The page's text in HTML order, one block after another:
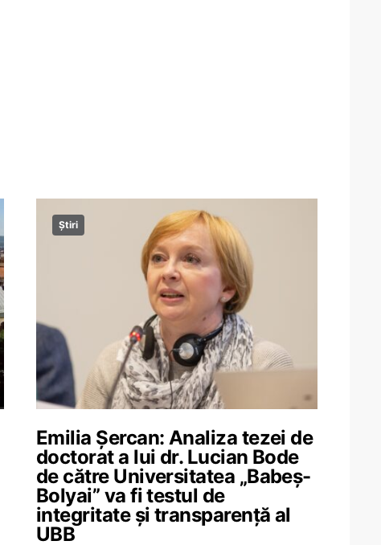
Știri
Emilia Șercan: Analiza tezei de
doctorat a lui dr. Lucian Bode
de către Universitatea „Babeș-
Bolyai” va fi testul de
integritate și transparență al
UBB